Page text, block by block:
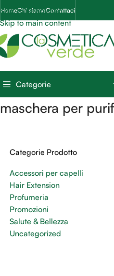
Skip to navigation
Skip to main content
HomeChi siamoContattaci
Categorie
maschera per
Categorie Prodotto
Accessori per capelli
Hair Extension
Profumeria
Promozioni
Salute & Bellezza
Uncategorized